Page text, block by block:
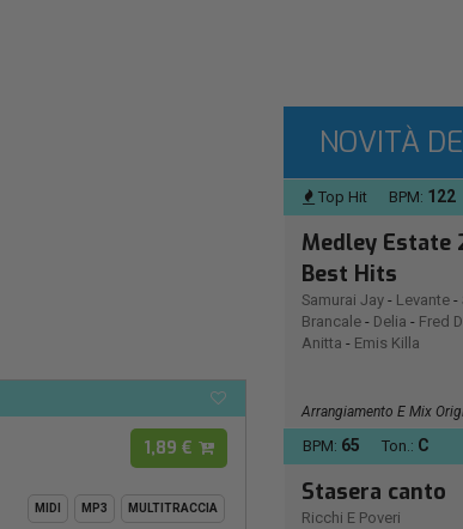
1,89 €
MIDI MP3 MULTITRACCIA
NOVITÀ
Top Hit BPM: 122
Medley Estate
Best Hits
Samurai Jay - Levante -
Brancale - Delia - Fred
Anitta - Emis Killa
Arrangiamento E Mix
BPM: 65 Ton.: C
Stasera canto
Ricchi E Poveri